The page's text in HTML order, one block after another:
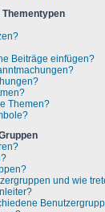
Beiträge einfügen?
Themen?
und wie